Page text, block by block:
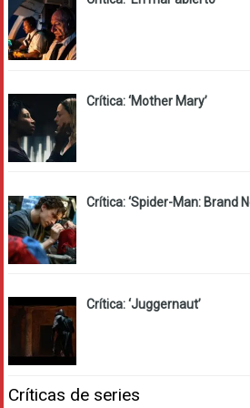
Crítica: ‘Mother Mary’
Crítica: ‘Spider-Man: Brand
Crítica: ‘Juggernaut’
Críticas de series